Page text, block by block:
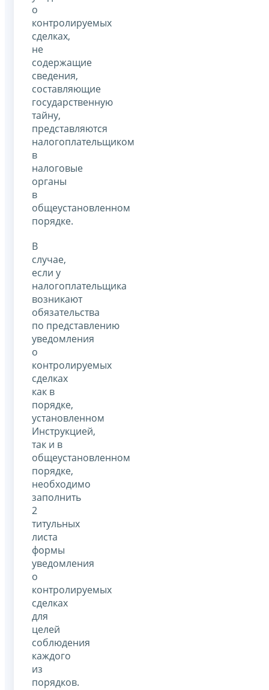
о
контролируемых
сделках,
не
содержащие
сведения,
составляющие
государственную
тайну,
представляются
налогоплательщиком
в
налоговые
органы
в
общеустановленном
порядке.
В
случае,
если у
налогоплательщика
возникают
обязательства
по представлению
уведомления
о
контролируемых
сделках
как в
порядке,
установленном
Инструкцией,
так и в
общеустановленном
порядке,
необходимо
заполнить
2
титульных
листа
формы
уведомления
о
контролируемых
сделках
для
целей
соблюдения
каждого
из
порядков.